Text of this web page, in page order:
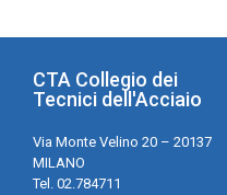
CTA Collegio dei
Tecnici dell'Acciaio
Via Monte Velino 20 – 20137
MILANO
Tel. 02.784711